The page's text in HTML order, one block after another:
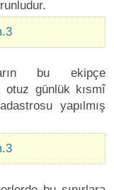
bu ekipçe
otuz günlük kısmî
yapılmış